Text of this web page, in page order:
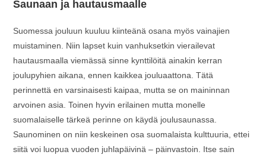
Saunaan ja hautausmaalle
Suomessa jouluun kuuluu kiinteänä osana myös vainajien
muistaminen. Niin lapset kuin vanhuksetkin vierailevat
hautausmaalla viemässä sinne kynttilöitä ainakin kerran
joulupyhien aikana, ennen kaikkea jouluaattona. Tätä
perinnettä en varsinaisesti kaipaa, mutta se on maininnan
arvoinen asia. Toinen hyvin erilainen mutta monelle
suomalaiselle tärkeä perinne on käydä joulusaunassa.
Saunominen on niin keskeinen osa suomalaista kulttuuria, ettei
siitä voi luopua vuoden juhlapäivinä – päinvastoin. Itse sain